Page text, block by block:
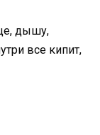
дышу,
все кипит,